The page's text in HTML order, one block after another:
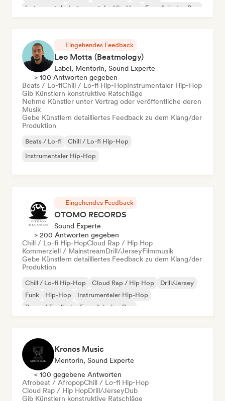
Instrumental
Instrumentaler Hip-Hop Französischer Rap
Eingehendes Feedback
Leo Motta (Beatmology)
Label, Mentorin, Sound Experte
> 100 Antworten gegeben
Beats / Lo-fiChill / Lo-fi Hip-HopInstrumentaler Hip-Hop
Gib Künstlern konstruktive Ratschläge
Nehme Künstler unter Vertrag oder veröffentliche deren
Musik
Gebe Künstlern detailliertes Feedback zu dem Klang/der
Produktion
Beats / Lo-fi
Chill / Lo-fi Hip-Hop
Instrumentaler Hip-Hop
Eingehendes Feedback
OTOMO RECORDS
Sound Experte
> 200 Antworten gegeben
Chill / Lo-fi Hip-HopCloud Rap / Hip Hop
Kommerziell / MainstreamDrill/JerseyFilmmusik
Gebe Künstlern detailliertes Feedback zu dem Klang/der
Produktion
Chill / Lo-fi Hip-Hop Cloud Rap / Hip Hop
Drill/Jersey
Funk
Hip-Hop
Instrumentaler Hip-Hop
Rap auf Englisch
Französischer Rap
Kronos Music
Mentorin, Sound Experte
< 100 gegebene Antworten
Afrobeat / AfropopChill / Lo-fi Hip-Hop
Cloud Rap / Hip HopDrill/JerseyDub
Gib Künstlern konstruktive Ratschläge